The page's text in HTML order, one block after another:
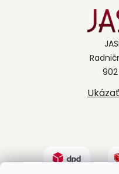
902